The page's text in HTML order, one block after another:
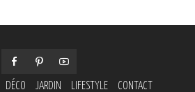
DÉCO JARDIN LIFESTYLE CONTACT